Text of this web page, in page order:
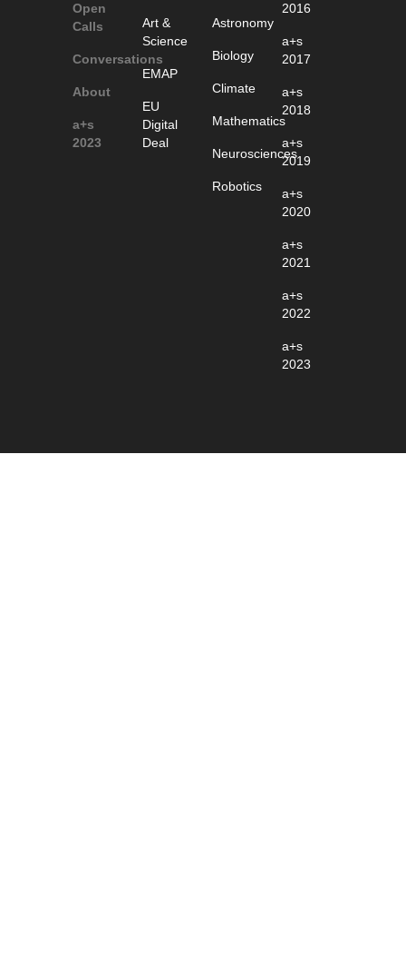
Open
Calls
Conversations
About
a+s
2023
Art &
Science
EMAP
EU
Digital
Deal
Astronomy
Biology
Climate
Mathematics
Neurosciences
Robotics
2016
a+s
2017
a+s
2018
a+s
2019
a+s
2020
a+s
2021
a+s
2022
a+s
2023